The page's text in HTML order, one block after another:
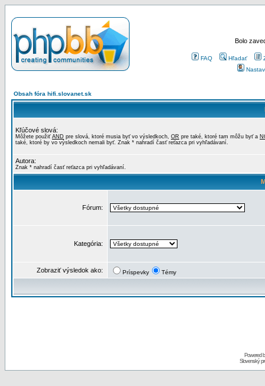
Bolo
FAQ Hľadať
Obsah fóra hifi.slovanet.sk
Kľúčové slová:
Môžete použiť AND pre slová, ktoré musia byť vo výsledkoch, OR pre také, ktoré tam môžu byť a
také, ktoré by vo výsledkoch nemali byť. Znak * nahradí časť reťazca pri vyhľadávaní.
Autora:
Znak * nahradí časť reťazca pri vyhľadávaní.
Fórum:
Kategória:
Zobraziť výsledok ako: Príspevky Témy
Powered
Slovenský